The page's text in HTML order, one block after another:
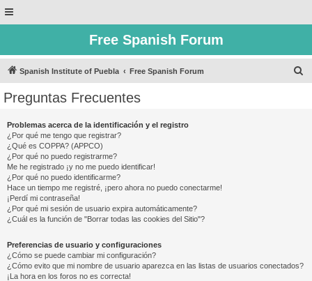
Free Spanish Forum
Spanish Institute of Puebla Free Spanish Forum
Preguntas Frecuentes
Problemas acerca de la identificación y el registro
¿Por qué me tengo que registrar?
¿Qué es COPPA? (APPCO)
¿Por qué no puedo registrarme?
Me he registrado ¡y no me puedo identificar!
¿Por qué no puedo identificarme?
Hace un tiempo me registré, ¡pero ahora no puedo conectarme!
¡Perdí mi contraseña!
¿Por qué mi sesión de usuario expira automáticamente?
¿Cuál es la función de "Borrar todas las cookies del Sitio"?
Preferencias de usuario y configuraciones
¿Cómo se puede cambiar mi configuración?
¿Cómo evito que mi nombre de usuario aparezca en las listas de usuarios conectados?
¡La hora en los foros no es correcta!